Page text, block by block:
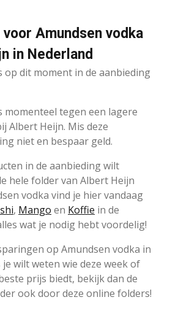
Amundsen vodka
in Nederland
op dit moment in de aanbieding
momenteel tegen een lagere
Albert Heijn. Mis deze
niet en bespaar geld.
in de aanbieding wilt
hele folder van Albert Heijn
vodka vind je hier vandaag
, Mango en Koffie in de
wat je nodig hebt voordelig!
op Amundsen vodka in
wilt weten wie deze week of
prijs biedt, bekijk dan de
ook door deze online folders!